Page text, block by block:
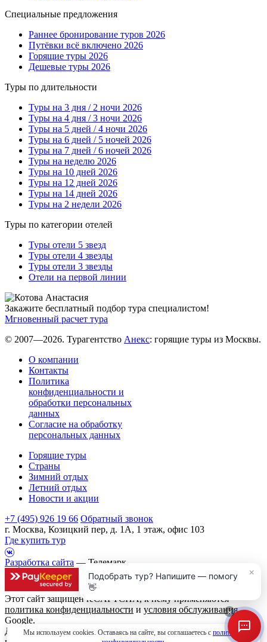
Специальные предложения
Раннее бронирование туров 2026
Путёвки всё включено 2026
Горящие туры 2026
Дешевые туры 2026
Туры по длительности
Туры на 3 дня / 2 ночи 2026
Туры на 4 дня / 3 ночи 2026
Туры на 5 дней / 4 ночи 2026
Туры на 6 дней / 5 ночей 2026
Туры на 7 дней / 6 ночей 2026
Туры на неделю 2026
Туры на 10 дней 2026
Туры на 12 дней 2026
Туры на 14 дней 2026
Туры на 2 недели 2026
Туры по категории отелей
Туры отели 5 звезд
Туры отели 4 звезды
Туры отели 3 звезды
Отели на первой линии
Закажите бесплатный подбор тура специалистом!
Мгновенный расчет тура
© 2007—2026. Турагентство Анекс: горящие туры из Москвы.
О компании
Контакты
Политика
конфиденциальности и
обработки персональных
данных
Согласие на обработку
персональных данных
Горящие туры
Страны
Зимний отдых
Летний отдых
Новости и акции
+7 (495) 926 19 66 Обратный звонок
г. Москва, Козицкий пер, д. 1А, 1 этаж, офис 103
Где купить тур
Разработка сайта — Телемарк
Этот сайт защищен reCAPTCHA, к нему применяются
политика конфиденциальности и условия обслуживания
Google.
Данный интернет сайт носит исключительно
Мы используем cookies. Оставаясь на сайте, вы соглашаетесь с политикой
×
Подобрать тур? Напишите — помогу
👋
×